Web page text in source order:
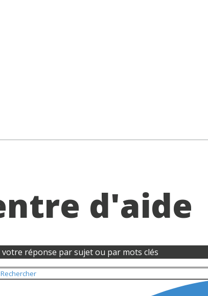
d'aide
réponse par sujet ou par mots clés